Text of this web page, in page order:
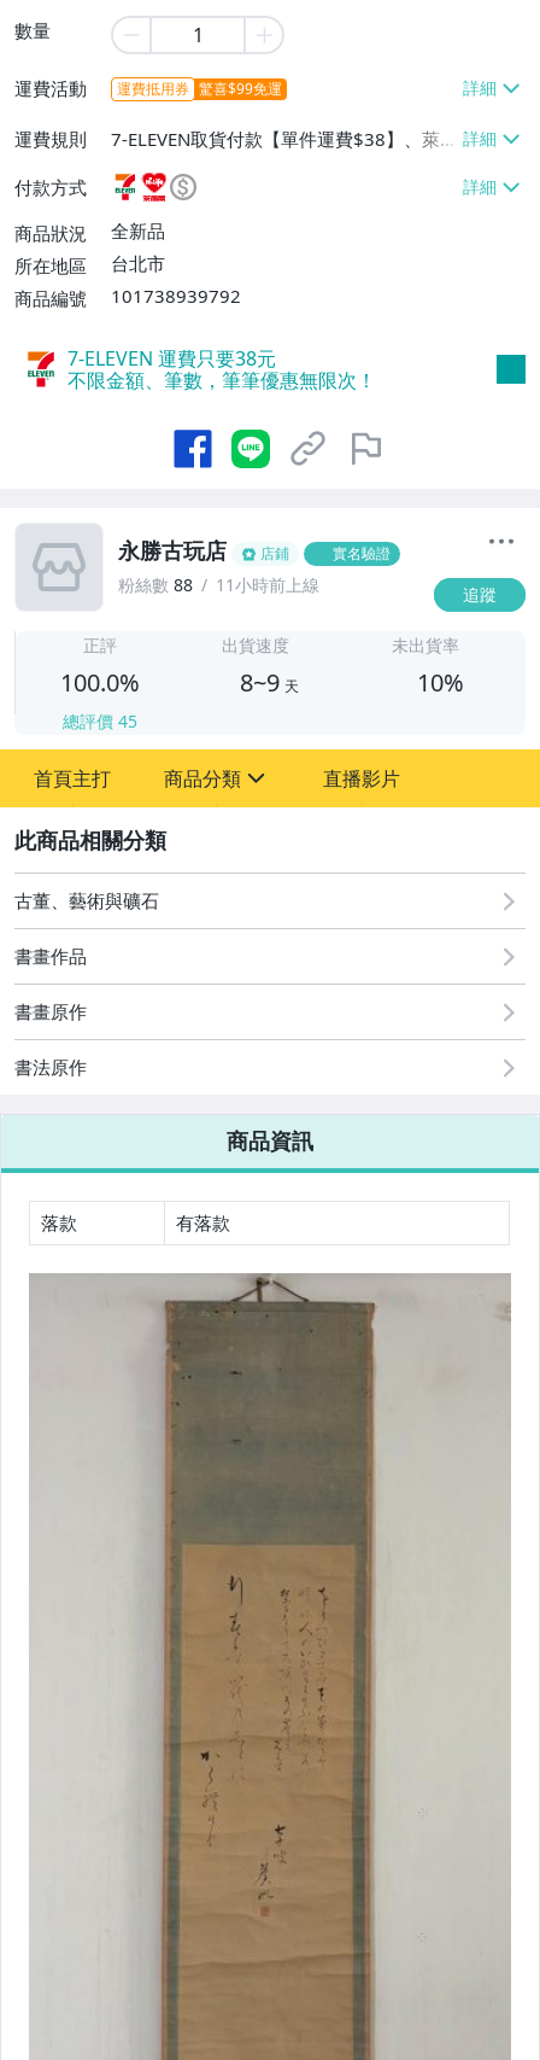
數量
運費活動 運費抵用券 驚喜$99免運
運費規則
7-ELEVEN取貨付款【單件運費$38】、萊爾
富取貨付款【單件運費$60】、宅配/貨運
【單件運費$130】
付款方式
商品狀況
全新品
所在地區
台北市
商品編號
101738939792
7-ELEVEN 運費只要38元
不限金額、筆數，筆筆優惠無限次！
永勝古玩店 店鋪 實名驗證
粉絲數 88 11小時前上線 追蹤
正評
100.0%
總評價 45
出貨速度
8~9 天
未出貨率
10%
首頁主打 商品分類
其它
直播影片
古董、藝術與礦石
書畫作品
書畫原作
書法原作
商品資訊
落款 有落款